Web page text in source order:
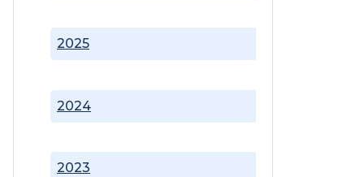
2023
2024
2025